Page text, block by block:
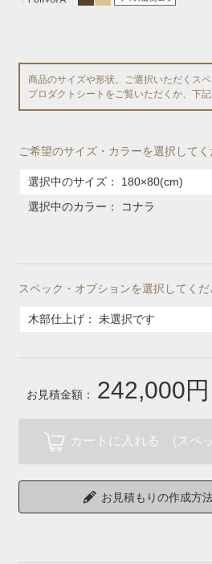
商品のサイズや形状、ご選択いただくス
プロダクトシートをご覧いただくか、下
ご希望のサイズ・カラーを選択してく
選択中のサイズ：
180×80(cm)
選択中のカラー：
コナラ
スペック・オプションを選択してくだ
木部仕上げ ： 未選択です
お見積金額： 242,000円
カートに入れる (スペ
お見積もりの作成方